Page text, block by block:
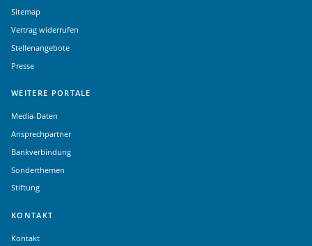
Sitemap
Vertrag widerrufen
Stellenangebote
Presse
WEITERE PORTALE
Media-Daten
Ansprechpartner
Bankverbindung
Sonderthemen
Stiftung
KONTAKT
Kontakt